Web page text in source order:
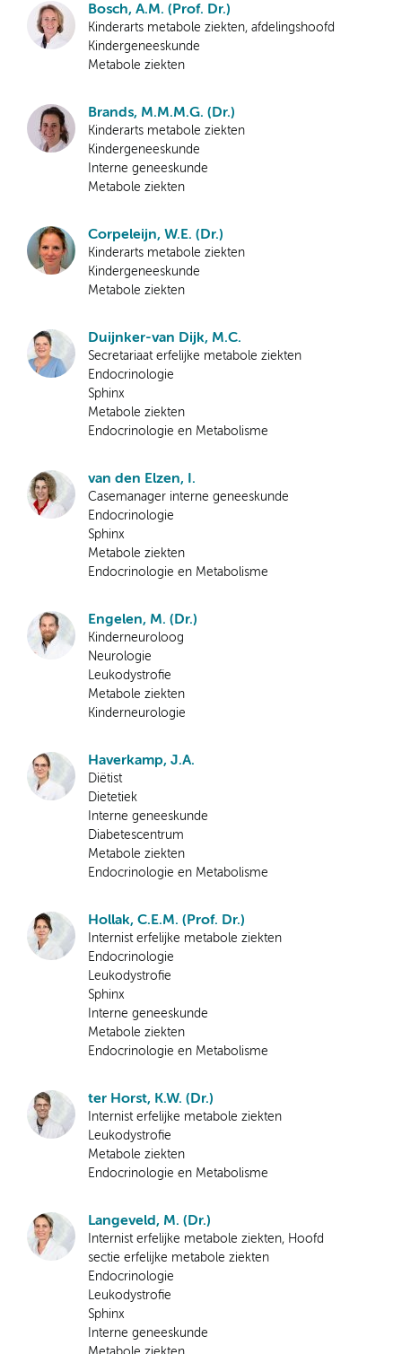
Bosch, A.M. (Prof. Dr.)
Kinderarts metabole ziekten, afdelingshoofd
Kindergeneeskunde
Metabole ziekten
Brands, M.M.M.G. (Dr.)
Kinderarts metabole ziekten
Kindergeneeskunde
Interne geneeskunde
Metabole ziekten
Corpeleijn, W.E. (Dr.)
Kinderarts metabole ziekten
Kindergeneeskunde
Metabole ziekten
Duijnker-van Dijk, M.C.
Secretariaat erfelijke metabole ziekten
Endocrinologie
Sphinx
Metabole ziekten
Endocrinologie en Metabolisme
van den Elzen, I.
Casemanager interne geneeskunde
Endocrinologie
Sphinx
Metabole ziekten
Endocrinologie en Metabolisme
Engelen, M. (Dr.)
Kinderneuroloog
Neurologie
Leukodystrofie
Metabole ziekten
Kinderneurologie
Haverkamp, J.A.
Diëtist
Dietetiek
Interne geneeskunde
Diabetescentrum
Metabole ziekten
Endocrinologie en Metabolisme
Hollak, C.E.M. (Prof. Dr.)
Internist erfelijke metabole ziekten
Endocrinologie
Leukodystrofie
Sphinx
Interne geneeskunde
Metabole ziekten
Endocrinologie en Metabolisme
ter Horst, K.W. (Dr.)
Internist erfelijke metabole ziekten
Leukodystrofie
Metabole ziekten
Endocrinologie en Metabolisme
Langeveld, M. (Dr.)
Internist erfelijke metabole ziekten, Hoofd
sectie erfelijke metabole ziekten
Endocrinologie
Leukodystrofie
Sphinx
Interne geneeskunde